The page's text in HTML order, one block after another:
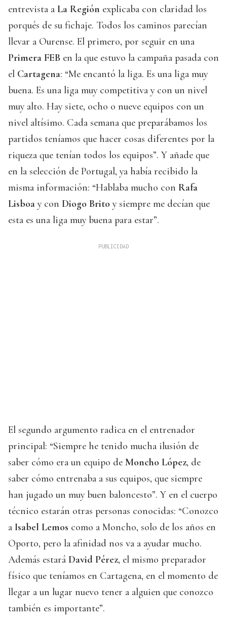
entrevista a La Región explicaba con claridad los
porqués de su fichaje. Todos los caminos parecían
llevar a Ourense. El primero, por seguir en una
Primera FEB en la que estuvo la campaña pasada con
el Cartagena: “Me encantó la liga. Es una liga muy
buena. Es una liga muy competitiva y con un nivel
muy alto. Hay siete, ocho o nueve equipos con un
nivel altísimo. Cada semana que preparábamos los
partidos teníamos que hacer cosas diferentes por la
riqueza que tenían todos los equipos”. Y añade que
en la selección de Portugal, ya había recibido la
misma información: “Hablaba mucho con Rafa
Lisboa y con Diogo Brito y siempre me decían que
esta es una liga muy buena para estar”.
El segundo argumento radica en el entrenador
principal: “Siempre he tenido mucha ilusión de
saber cómo era un equipo de Moncho López, de
saber cómo entrenaba a sus equipos, que siempre
han jugado un muy buen baloncesto”. Y en el cuerpo
técnico estarán otras personas conocidas: “Conozco
a Isabel Lemos como a Moncho, solo de los años en
Oporto, pero la afinidad nos va a ayudar mucho.
Además estará David Pérez, el mismo preparador
físico que teníamos en Cartagena, en el momento de
llegar a un lugar nuevo tener a alguien que conozco
también es importante”.